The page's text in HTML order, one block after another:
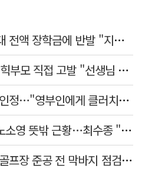
사립대 총장들, 지방국립대 전액 장학금에 반발 "지역 사립대도 동등 지원해야"
현실판 '참교육'? 안민석, 힉부모 직접 고발 "선생님 협박 용납 못 해"
김건희, 로저비비에 수수 인정…"영부인에게 클러치백 필수품"
'9440억' 재산분할 앞둔 노소영 뜻밖 근황…최수종 "귀한 발걸음 감사"
전국 최대 규모 군위 파크골프장 준공 전 막바지 점검…공정률 85%